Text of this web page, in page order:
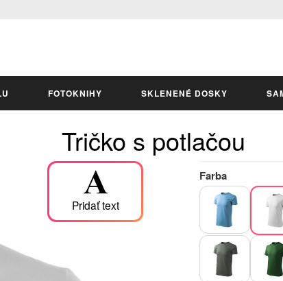
FOTOKNIHY SKLENENÉ DOSKY
Tričko s potlačou
Pridať text
Farba